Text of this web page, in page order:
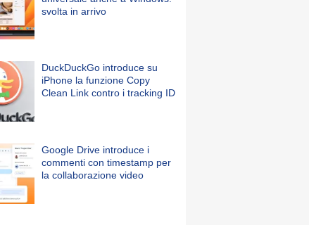
svolta in arrivo
DuckDuckGo introduce su
iPhone la funzione Copy
Clean Link contro i tracking ID
Google Drive introduce i
commenti con timestamp per
la collaborazione video